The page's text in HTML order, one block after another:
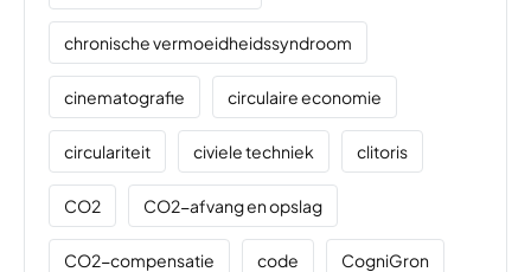
chronische vermoeidheidssyndroom
cinematografie circulaire economie
circulariteit civiele techniek clitoris
CO2 CO2-afvang en opslag
CO2-compensatie code CogniGron